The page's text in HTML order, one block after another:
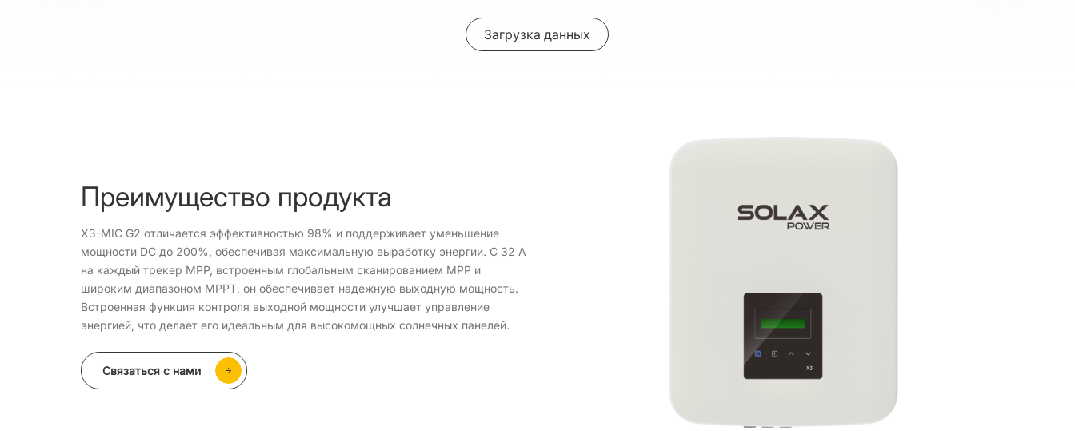
Загрузка данных
Преимущество продукта
X3-MIC G2 отличается эффективностью 98% и поддерживает уменьшение
мощности DC до 200%, обеспечивая максимальную выработку энергии. С 32 А
на каждый трекер MPP, встроенным глобальным сканированием MPP и
широким диапазоном MPPT, он обеспечивает надежную выходную мощность.
Встроенная функция контроля выходной мощности улучшает управление
энергией, что делает его идеальным для высокомощных солнечных панелей.
Связаться с нами